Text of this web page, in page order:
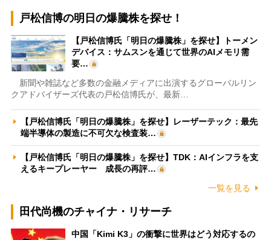
戸松信博の明日の爆騰株を探せ！
【戸松信博氏「明日の爆騰株」を探せ】トーメン
デバイス：サムスンを通じて世界のAIメモリ需
要…
新聞や雑誌など多数の金融メディアに出演するグローバルリン
クアドバイザーズ代表の戸松信博氏が、最新…
【戸松信博氏「明日の爆騰株」を探せ】レーザーテック：最先
端半導体の製造に不可欠な検査装…
【戸松信博氏「明日の爆騰株」を探せ】TDK：AIインフラを支
えるキープレーヤー 成長の再評…
一覧を見る
田代尚機のチャイナ・リサーチ
中国「Kimi K3」の衝撃に世界はどう対応するの